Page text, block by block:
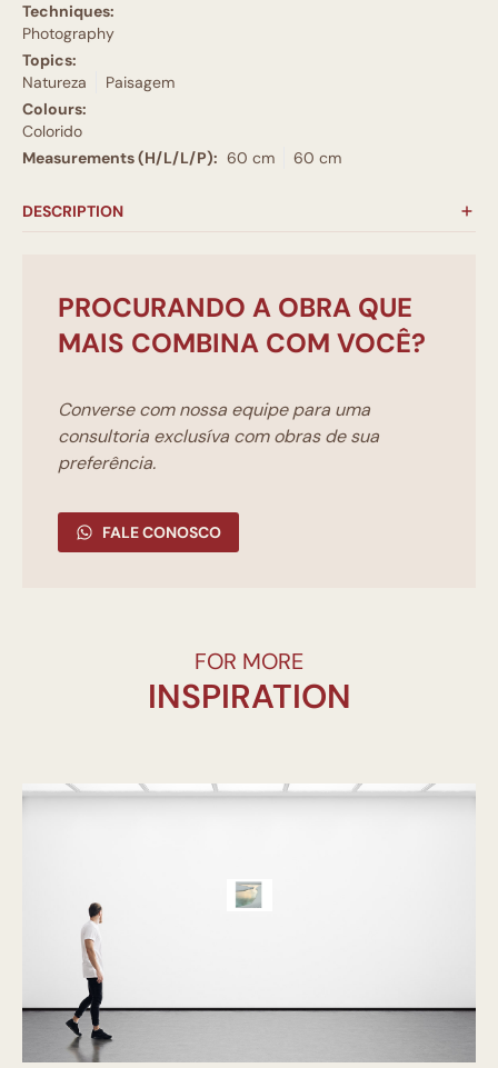
Techniques:
Photography
Topics:
Natureza
Paisagem
Colours:
Colorido
Measurements (H/L/L/P): 60 cm 60 cm
DESCRIPTION
PROCURANDO A OBRA QUE
MAIS COMBINA COM VOCÊ?
Converse com nossa equipe para uma
consultoria exclusíva com obras de sua
preferência.
FALE CONOSCO
FOR MORE
INSPIRATION